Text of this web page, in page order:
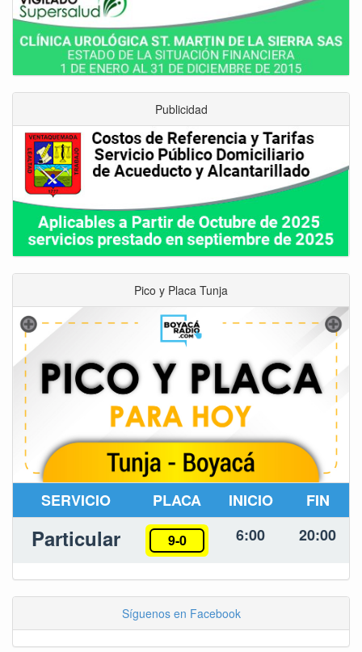
Publicidad
Pico y Placa Tunja
SERVICIO PLACA INICIO FIN
Particular 9-0 6:00 20:00
Síguenos en Facebook